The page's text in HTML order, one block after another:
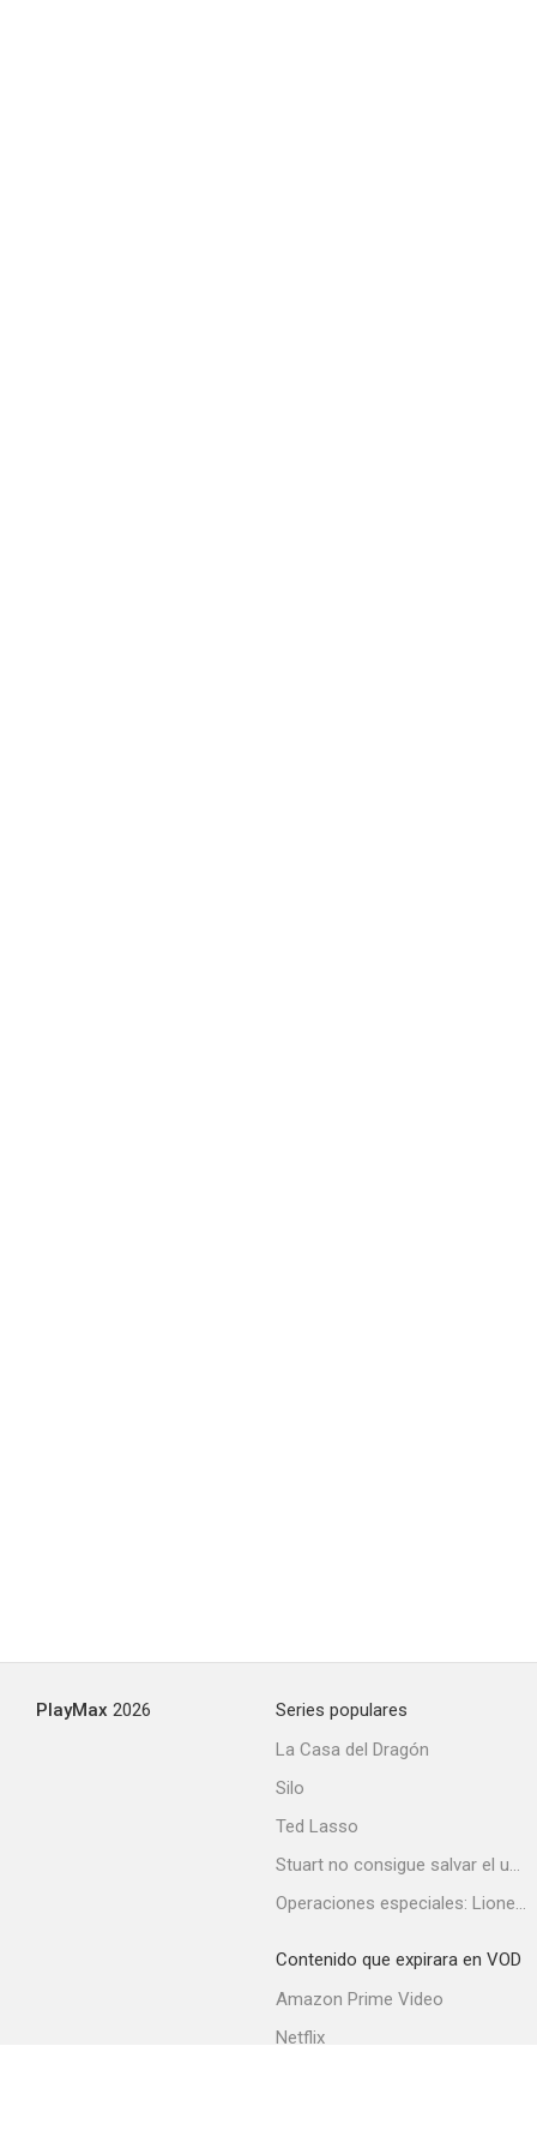
PlayMax 2026
Series populares
La Casa del Dragón
Silo
Ted Lasso
Stuart no consigue salvar el universo
Operaciones especiales: Lioness
Contenido que expirara en VOD
Amazon Prime Video
Netflix